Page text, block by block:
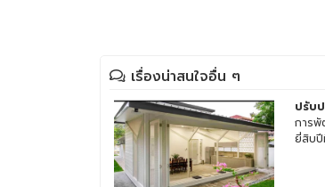
เรื่องน่าสนใจอื่น ๆ
ปรับ
การพั
ยี่สิบปี